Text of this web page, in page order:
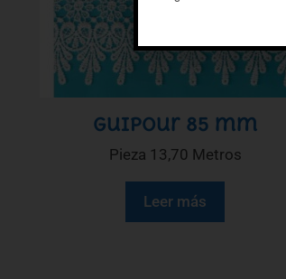
Guipour 85 mm
Pieza 13,70 Metros
Leer más